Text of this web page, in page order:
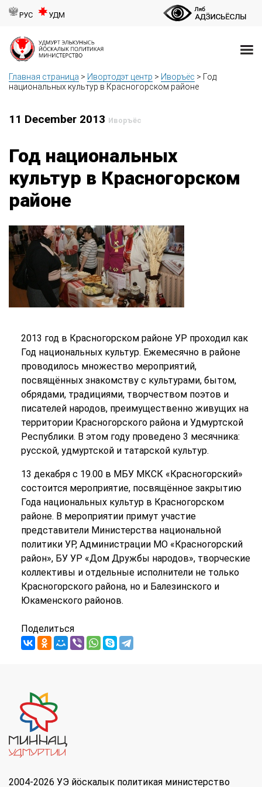
РУС УДМ
Главная страница > Ивортодэт центр > Иворъёс > Год
национальных культур в Красногорском районе
11 December 2013 Иворъёс
Год национальных
культур в Красногорском
районе
2013 год в Красногорском районе УР проходил как
Год национальных культур. Ежемесячно в районе
проводилось множество мероприятий,
посвящённых знакомству с культурами, бытом,
обрядами, традициями, творчеством поэтов и
писателей народов, преимущественно живущих на
территории Красногорского района и Удмуртской
Республики. В этом году проведено 3 месячника:
русской, удмуртской и татарской культур.
13 декабря с 19.00 в МБУ МКСК «Красногорский»
состоится мероприятие, посвящённое закрытию
Года национальных культур в Красногорском
районе. В мероприятии примут участие
представители Министерства национальной
политики УР, Администрации МО «Красногорский
район», БУ УР «Дом Дружбы народов», творческие
коллективы и отдельные исполнители не только
Красногорского района, но и Балезинского и
Юкаменского районов.
Поделиться
2004-2026 УЭ йöскалык политикая министерство